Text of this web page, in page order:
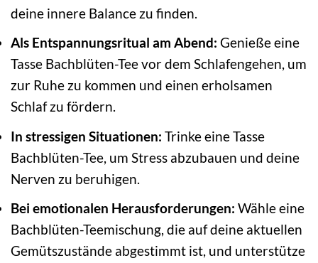
deine innere Balance zu finden.
Als Entspannungsritual am Abend: Genieße eine
Tasse Bachblüten-Tee vor dem Schlafengehen, um
zur Ruhe zu kommen und einen erholsamen
Schlaf zu fördern.
In stressigen Situationen: Trinke eine Tasse
Bachblüten-Tee, um Stress abzubauen und deine
Nerven zu beruhigen.
Bei emotionalen Herausforderungen: Wähle eine
Bachblüten-Teemischung, die auf deine aktuellen
Gemütszustände abgestimmt ist, und unterstütze